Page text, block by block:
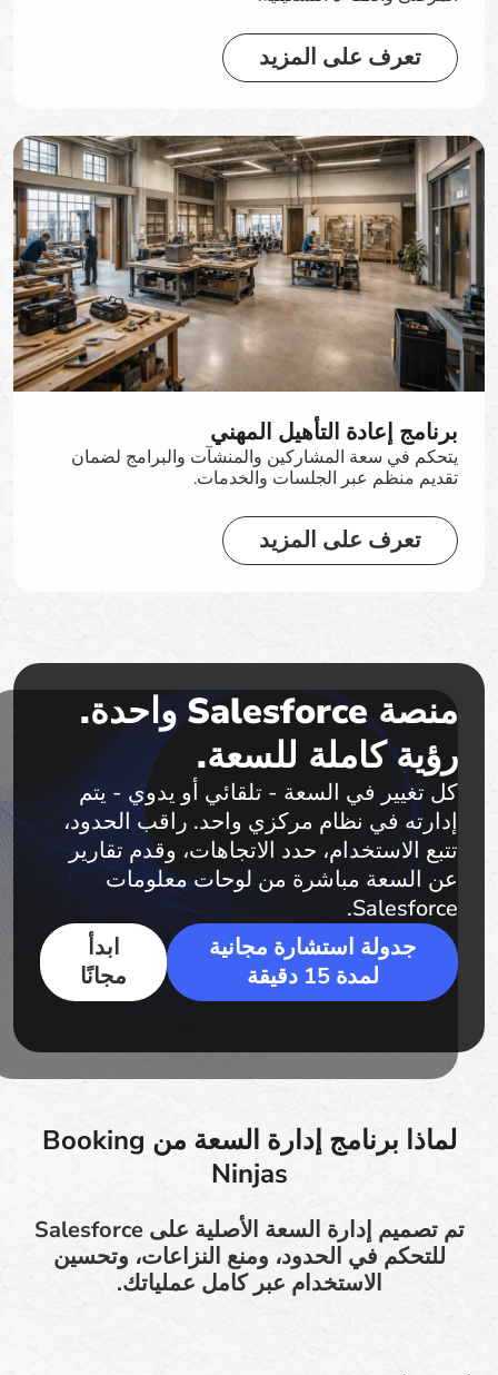
تعرف على المزيد
برنامج إعادة التأهيل المهني
يتحكم في سعة المشاركين والمنشآت والبرامج لضمان
تقديم منظم عبر الجلسات والخدمات.
تعرف على المزيد
منصة Salesforce واحدة.
رؤية كاملة للسعة.
كل تغيير في السعة - تلقائي أو يدوي - يتم
إدارته في نظام مركزي واحد. راقب الحدود،
تتبع الاستخدام، حدد الاتجاهات، وقدم تقارير
عن السعة مباشرة من لوحات معلومات
Salesforce.
جدولة استشارة مجانية
لمدة 15 دقيقة
ابدأ
مجانًا
لماذا برنامج إدارة السعة من Booking
Ninjas
تم تصميم إدارة السعة الأصلية على Salesforce
للتحكم في الحدود، ومنع النزاعات، وتحسين
الاستخدام عبر كامل عملياتك.